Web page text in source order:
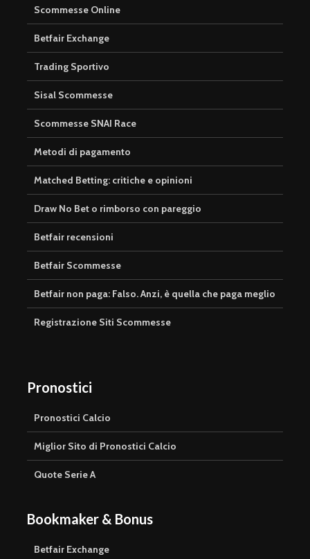
Scommesse Online
Betfair Exchange
Trading Sportivo
Sisal Scommesse
Scommesse SNAI Race
Metodi di pagamento
Matched Betting: critiche e opinioni
Draw No Bet o rimborso con pareggio
Betfair recensioni
Betfair Scommesse
Betfair non paga: Falso. Anzi, è quella che paga meglio
Registrazione Siti Scommesse
Pronostici
Pronostici Calcio
Miglior Sito di Pronostici Calcio
Quote Serie A
Bookmaker & Bonus
Betfair Exchange